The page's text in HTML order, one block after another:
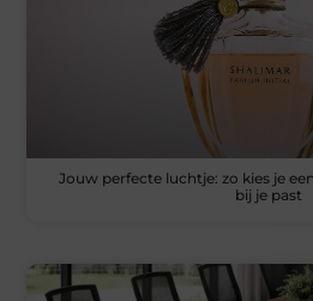
Jouw perfecte luchtje: zo kies je
bij je past